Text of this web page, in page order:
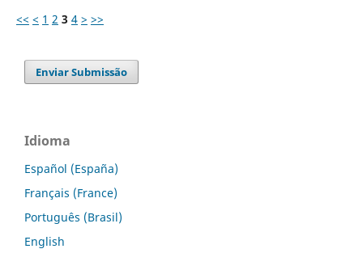
<< < 1 2 3 4 > >>
Enviar Submissão
Idioma
Español (España)
Français (France)
Português (Brasil)
English